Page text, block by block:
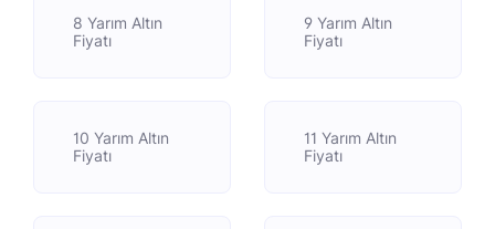
8 Yarım Altın
Fiyatı
9 Yarım Altın
Fiyatı
10 Yarım Altın
Fiyatı
11 Yarım Altın
Fiyatı